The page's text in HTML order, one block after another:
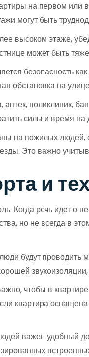
на первом или
могут быть
высоком этаже,
может быть
безопасность
обстановка на
аптек, поликлиник,
силы и время
на пожилых людей,
Это важно
и
Когда речь идет о
но не всегда в
будут проводить
чтобы в
квартира
важен удобный